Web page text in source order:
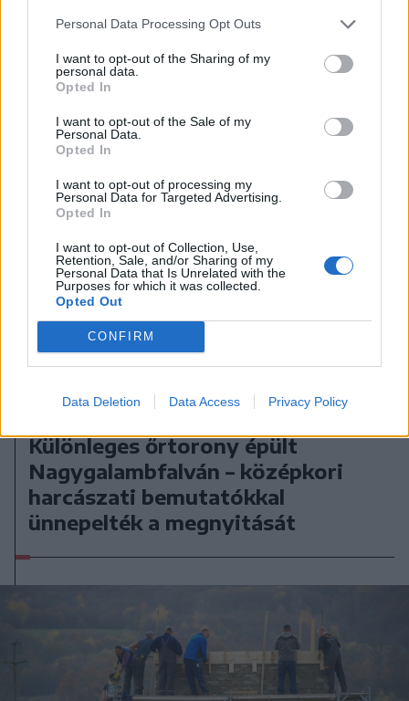
Personal Data Processing Opt Outs
I want to opt-out of the Sharing of my
personal data.
Opted In
I want to opt-out of the Sale of my
Personal Data.
Opted In
I want to opt-out of processing my
Personal Data for Targeted Advertising.
Opted In
I want to opt-out of Collection, Use,
Retention, Sale, and/or Sharing of my
Personal Data that Is Unrelated with the
Purposes for which it was collected.
Opted Out
CONFIRM
Data Deletion Data Access Privacy Policy
akadályozza a ki- és bejárást
2023. május 21., vasárnap
Különleges őrtorony épült
Nagygalambfalván – középkori
harcászati bemutatókkal
ünnepelték a megnyitását